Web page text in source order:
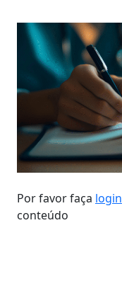
Por favor faça login
conteúdo